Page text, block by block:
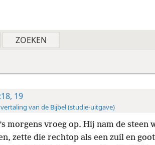
19
van de Bijbel (studie-uitgave)
morgens vroeg op. Hij nam de steen
zette die rechtop als een zuil en